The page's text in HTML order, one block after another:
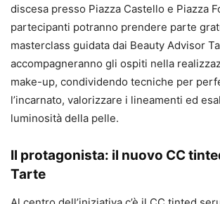
discesa presso Piazza Castello e Piazza
partecipanti potranno prendere parte
masterclass guidata dai Beauty Advisor
accompagneranno gli ospiti nella
make-up, condividendo tecniche per
l’incarnato, valorizzare i lineamenti ed
luminosità della pelle.
Il protagonista: il nuovo CC
Tarte